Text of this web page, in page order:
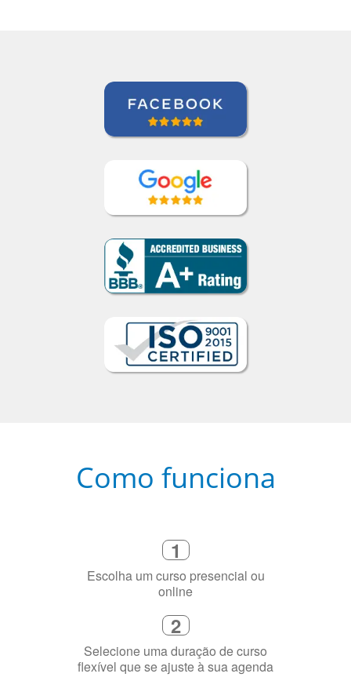
Como funciona
1
Escolha um curso presencial ou
2
Selecione uma duração de curso